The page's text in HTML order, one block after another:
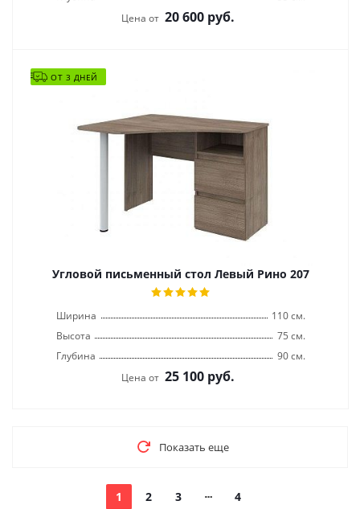
Цена от 20 600 руб.
ОТ 3 ДНЕЙ
Угловой письменный стол Левый Рино 207
Ширина
110 см.
Высота
75 см.
Глубина
90 см.
Цена от 25 100 руб.
Показать еще
1 2 3 4